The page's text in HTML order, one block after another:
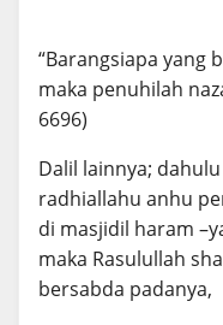
“Barangsiapa yang
maka penuhilah
6696)
Dalil lainnya;
radhiallahu anhu
di masjidil haram
maka Rasulullah
bersabda padanya,